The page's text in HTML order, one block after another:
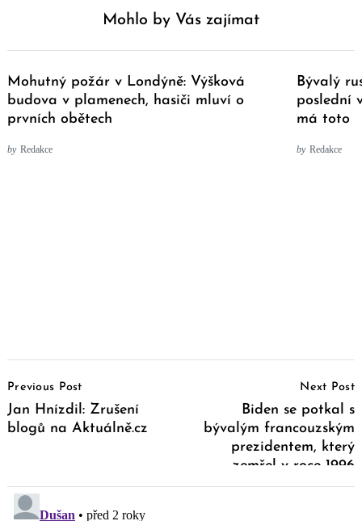
Mohlo by Vás zajímat
Mohutný požár v Londýně: Výšková
budova v plamenech, hasiči mluví o
prvních obětech
by Redakce
Bývalý
poslední
má toto
by Redakce
Navigation
Previous Post
Jan Hnízdil: Zrušení
blogů na Aktuálně.cz
Next Post
Biden se potkal s
bývalým francouzským
prezidentem, který
zemřel v roce 1996